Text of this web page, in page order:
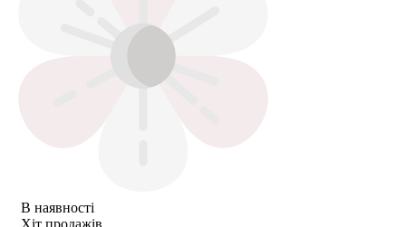
В наявності
Хіт продажів